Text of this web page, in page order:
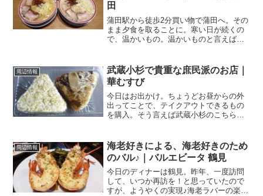
田
蒲田駅から徒歩2分買い物で蒲田へ。その
まま夕食を取ることに。寒い日が続くの
で、温かいもの。温かいものと言えば、
多摩川線・池上線の蒲田駅の東口を出
て、駅前ロータリーの...
周辺情報
武蔵小杉で貴重な庶民派のお店｜
華むすび
今日はお出かけ。ちょうどお昼からの外
出ってことで、テイクアウトできるもの
を購入。そう言えば武蔵小杉のこちらの
武蔵小杉店 さん関連ランキング：おにぎ
り | 武蔵小杉駅、...
周辺情報
海老好きによる、海老好きのため
のバル♪｜バルエビータ 鶴見
今日のディナーは鶴見。昨年、一度訪問
して、いつか再訪を！と思っていたので
すが、ようやくの実現♪海老ラバーの楽